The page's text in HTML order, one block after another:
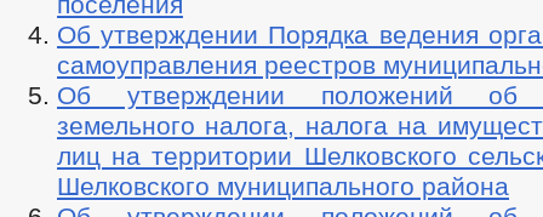
Об утверждении Порядка ведения
самоуправления реестров
Об утверждении положений об
земельного налога, налога на
лиц на территории Шелковского
Шелковского муниципального района